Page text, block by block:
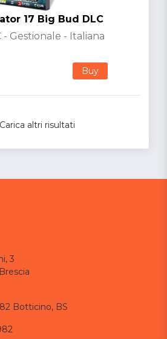
17 Big Bud DLC
- Gestionale - Italiana
Buy
Carica altri risultati
3
Botticino, BS